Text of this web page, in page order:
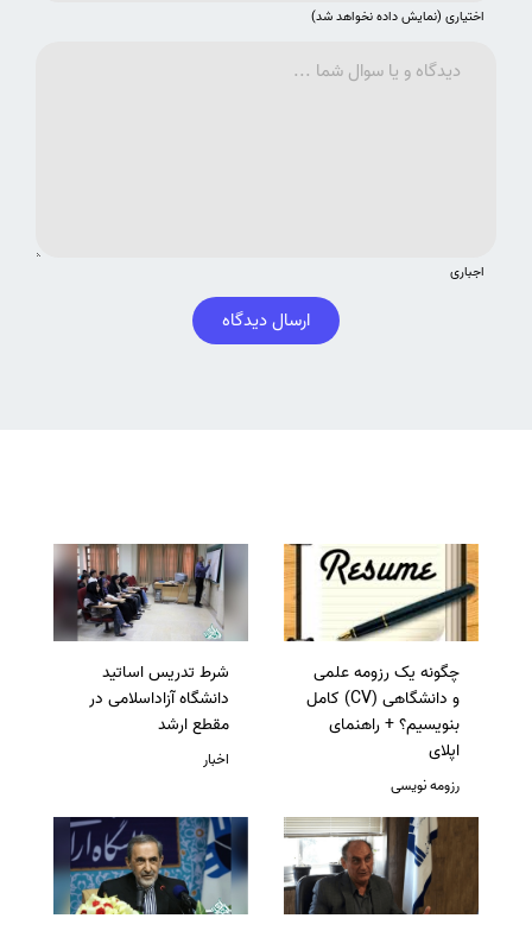
اختیاری (نمایش داده نخواهد شد)
اجباری
ارسال دیدگاه
چگونه یک رزومه علمی
و دانشگاهی (CV) کامل
بنویسیم؟ + راهنمای
اپلای
رزومه نویسی
شرط تدریس اساتید
دانشگاه آزاداسلامی در
مقطع ارشد
اخبار